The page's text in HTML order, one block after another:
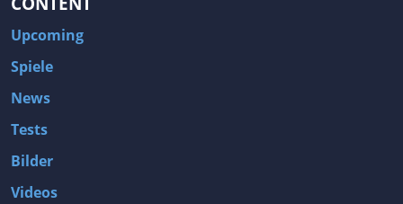
Upcoming
Spiele
News
Tests
Bilder
Videos